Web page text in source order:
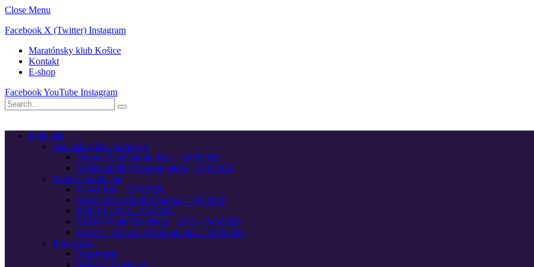
Close Menu
Facebook X (Twitter) Instagram
Maratónsky klub Košice
Kontakt
E-shop
FacebookYouTube Instagram
Podujatia
Nadchádzajúce podujatia
Nippon Steel Family Run · 3/10/2026
Medzinárodný maratón mieru · 4/10/2026
Predošlé podujatia
Velvet Run · 27/6/2026
Košice Peace Half Marathon · 9/5/2026
VSE City Run · 7/5/2026
MMM Winter Challenge · 21/2 a 14/3/2026
Košice – Miskolc Ultramarathon · 18/4/2026
Registrácia
Registrácia
Prihlásení pretekári